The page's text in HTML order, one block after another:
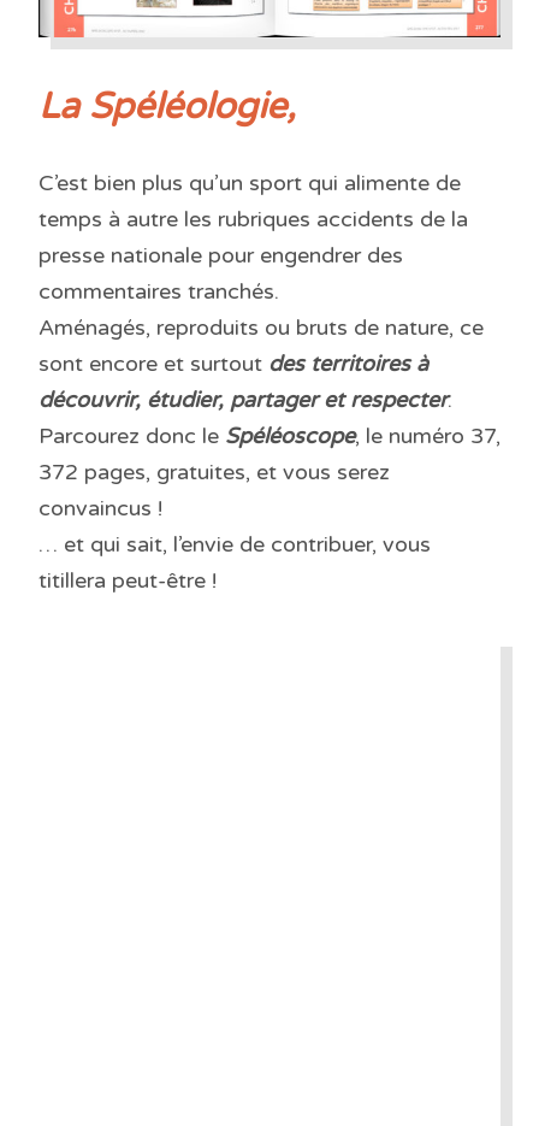
La Spéléologie,
C’est bien plus qu’un sport qui alimente de
temps à autre les rubriques accidents de la
presse nationale pour engendrer des
commentaires tranchés.
Aménagés, reproduits ou bruts de nature, ce
sont encore et surtout des territoires à
découvrir, étudier, partager et respecter.
Parcourez donc le Spéléoscope, le numéro 37,
372 pages, gratuites, et vous serez
convaincus !
… et qui sait, l’envie de contribuer, vous
titillera peut-être !